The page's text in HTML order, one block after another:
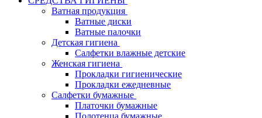
Ватная продукция
Ватные диски
Ватные палочки
Детская гигиена
Салфетки влажные детские
Женская гигиена
Прокладки гигиенические
Прокладки ежедневные
Салфетки бумажные
Платочки бумажные
Полотенца бумажные